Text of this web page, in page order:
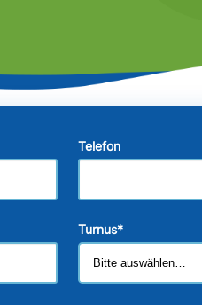
Telefon
Turnus*